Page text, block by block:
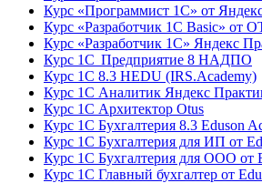
Курс «Программист 1С» от
Курс «Разработчик 1С Basic» от
Курс «Разработчик 1С» Яндекс
Курс 1С Предприятие 8 НАДПО
Курс 1С 8.3 HEDU (IRS.Academy)
Курс 1С Аналитик Яндекс
Курс 1С Архитектор Otus
Курс 1С Бухгалтерия 8.3 Eduson
Курс 1С Бухгалтерия для ИП от
Курс 1С Бухгалтерия для ООО от
Курс 1С Главный бухгалтер от